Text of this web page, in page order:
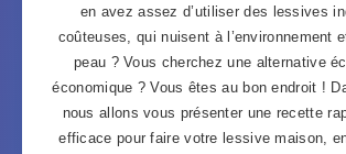
en avez assez d’utiliser des lessives
coûteuses, qui nuisent à l’environnement
peau ? Vous cherchez une alternative
économique ? Vous êtes au bon endroit !
nous allons vous présenter une recette
efficace pour faire votre lessive maison,